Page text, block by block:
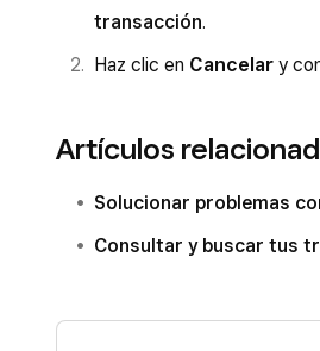
transacción.
Haz clic en Cancelar y
Artículos
Solucionar problemas
Consultar y buscar tus